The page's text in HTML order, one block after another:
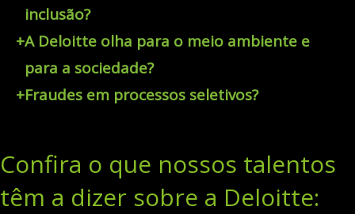
inclusão?
+A Deloitte olha para o meio ambiente e
para a sociedade?
+Fraudes em processos seletivos?
Confira o que nossos talentos
têm a dizer sobre a Deloitte: